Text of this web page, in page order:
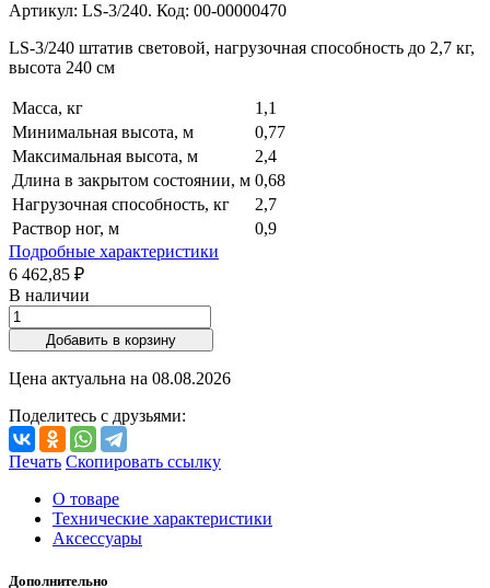
Артикул: LS-3/240. Код: 00-00000470
LS-3/240 штатив световой, нагрузочная способность до 2,7 кг,
высота 240 см
Масса, кг
1,1
Минимальная высота, м
0,77
Максимальная высота, м
2,4
Длина в закрытом состоянии, м 0,68
Нагрузочная способность, кг
2,7
Раствор ног, м
0,9
Подробные характеристики
6 462,85 ₽
В наличии
Добавить в корзину
Цена актуальна на 08.08.2026
Поделитесь с друзьями:
Печать Скопировать ссылку
О товаре
Технические характеристики
Аксессуары
Дополнительно